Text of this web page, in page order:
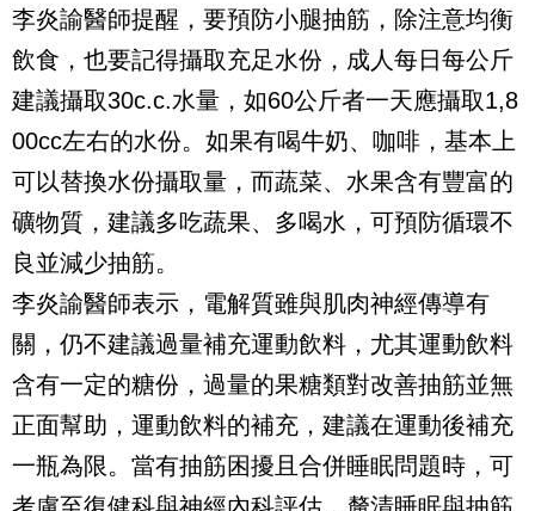
李炎諭醫師提醒，要預防小腿抽筋，除注意均衡
飲食，也要記得攝取充足水份，成人每日每公斤
建議攝取30c.c.水量，如60公斤者一天應攝取1,8
00cc左右的水份。如果有喝牛奶、咖啡，基本上
可以替換水份攝取量，而蔬菜、水果含有豐富的
礦物質，建議多吃蔬果、多喝水，可預防循環不
良並減少抽筋。
李炎諭醫師表示，電解質雖與肌肉神經傳導有
關，仍不建議過量補充運動飲料，尤其運動飲料
含有一定的糖份，過量的果糖類對改善抽筋並無
正面幫助，運動飲料的補充，建議在運動後補充
一瓶為限。當有抽筋困擾且合併睡眠問題時，可